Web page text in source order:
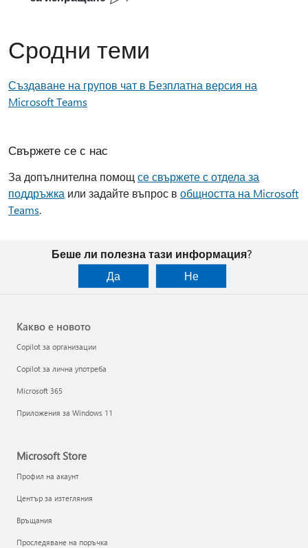
Сродни теми
Създаване на групов чат в Безплатна версия на
Microsoft Teams
Свържете се с нас
За допълнителна помощ се свържете с отдела за
поддръжка или задайте въпрос в общността на Microsoft
Teams.
Беше ли полезна тази информация?
Да
Не
Какво е новото
Copilot за организации
Copilot за лична употреба
Microsoft 365
Приложения за Windows 11
Microsoft Store
Профил на акаунт
Център за изтегляния
Връщания
Проследяване на поръчка